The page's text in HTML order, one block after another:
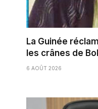
La Guinée
les crânes de
6 AOÛT 2026